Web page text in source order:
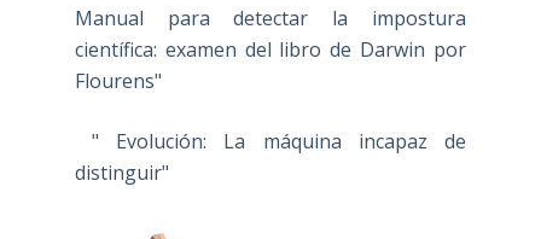
Manual para detectar la impostura
científica: examen del libro de Darwin por
Flourens"
" Evolución: La máquina incapaz de
distinguir"